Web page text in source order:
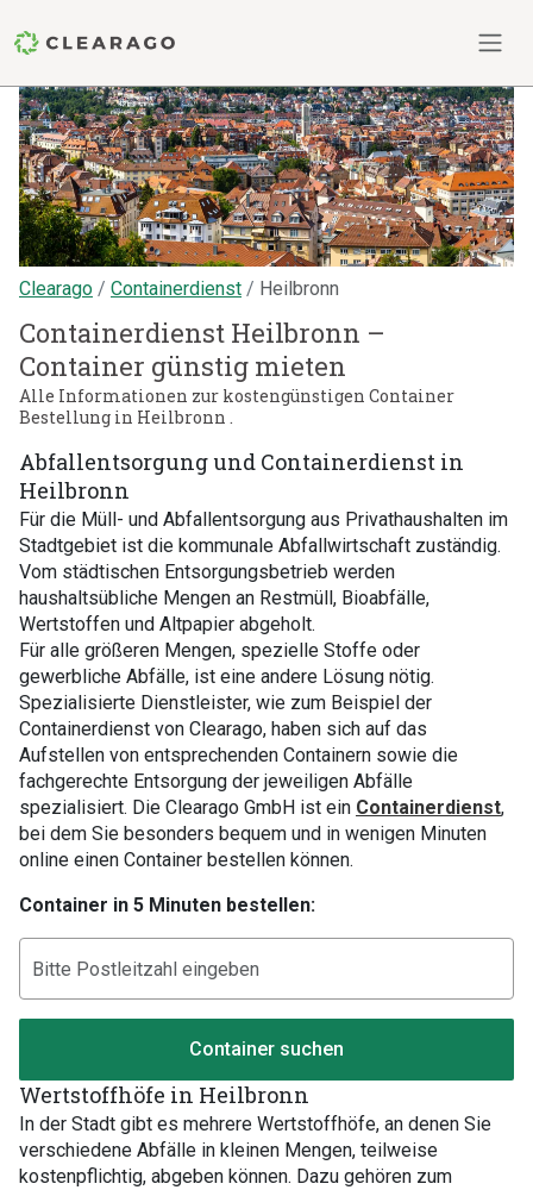
Clearago Containerdienst Heilbronn
Containerdienst Heilbronn –
Container günstig mieten
Alle Informationen zur kostengünstigen Container
Bestellung in Heilbronn .
Abfallentsorgung und Containerdienst in
Heilbronn
Für die Müll- und Abfallentsorgung aus Privathaushalten im
Stadtgebiet ist die kommunale Abfallwirtschaft zuständig.
Vom städtischen Entsorgungsbetrieb werden
haushaltsübliche Mengen an Restmüll, Bioabfälle,
Wertstoffen und Altpapier abgeholt.
Für alle größeren Mengen, spezielle Stoffe oder
gewerbliche Abfälle, ist eine andere Lösung nötig.
Spezialisierte Dienstleister, wie zum Beispiel der
Containerdienst von Clearago, haben sich auf das
Aufstellen von entsprechenden Containern sowie die
fachgerechte Entsorgung der jeweiligen Abfälle
spezialisiert. Die Clearago GmbH ist ein Containerdienst,
bei dem Sie besonders bequem und in wenigen Minuten
online einen Container bestellen können.
Container in 5 Minuten bestellen:
Container suchen
Wertstoffhöfe in Heilbronn
In der Stadt gibt es mehrere Wertstoffhöfe, an denen Sie
verschiedene Abfälle in kleinen Mengen, teilweise
kostenpflichtig, abgeben können. Dazu gehören zum